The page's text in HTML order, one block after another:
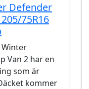
Defender
75R16
Van 2 har en
som är
kommer